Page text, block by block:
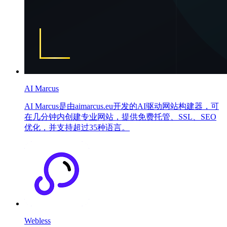
AI Marcus
AI Marcus是由aimarcus.eu开发的AI驱动网站构建器，可
在几分钟内创建专业网站，提供免费托管、SSL、SEO
优化，并支持超过35种语言。
Webless